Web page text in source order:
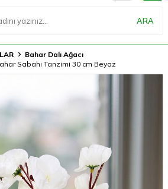
ARA
Bahar Dalı Ağacı
Sabahı Tanzimi 30 cm Beyaz